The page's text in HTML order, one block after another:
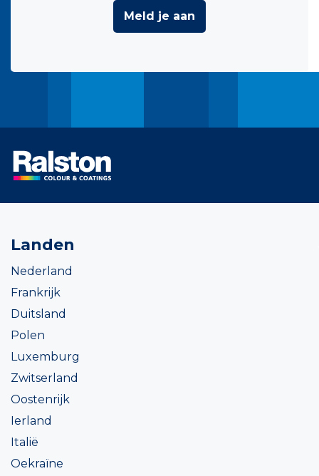
Meld je aan
Landen
Nederland
Frankrijk
Duitsland
Polen
Luxemburg
Zwitserland
Oostenrijk
Ierland
Italië
Oekraïne